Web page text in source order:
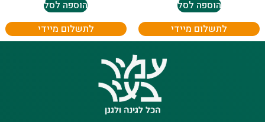
הוספה לסל
לתשלום מיידי
הוספה לסל
לתשלום מיידי